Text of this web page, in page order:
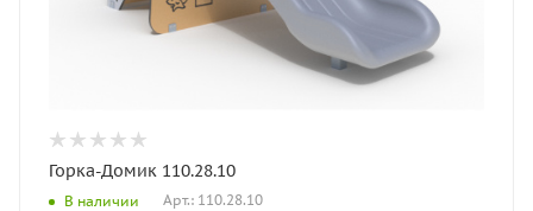
Горка-Домик 110.28.10
В наличии Арт.: 110.28.10